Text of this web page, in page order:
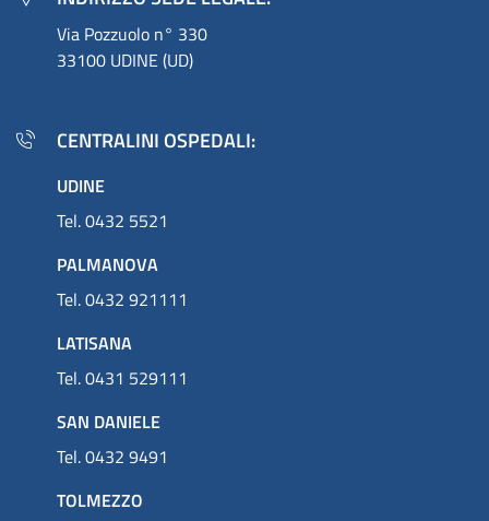
Via Pozzuolo n° 330
33100 UDINE (UD)
CENTRALINI OSPEDALI:
UDINE
Tel. 0432 5521
PALMANOVA
Tel. 0432 921111
LATISANA
Tel. 0431 529111
SAN DANIELE
Tel. 0432 9491
TOLMEZZO